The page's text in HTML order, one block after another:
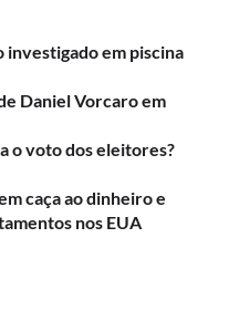
investigado em piscina
Daniel Vorcaro em
o voto dos eleitores?
caça ao dinheiro e
nos EUA